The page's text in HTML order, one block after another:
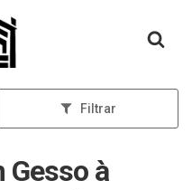
inicial
Filtrar
Gesso à